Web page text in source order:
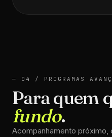
— 04 / PROGRAMAS
Para quem
fundo.
Acompanhamento próximo,